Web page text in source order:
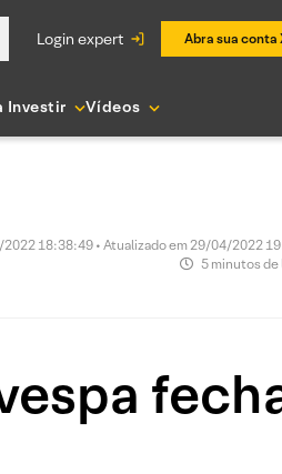
login expert Abra sua conta
Investir Vídeos
18:38:49 • Atualizado em 29/04/2022
5 minutos